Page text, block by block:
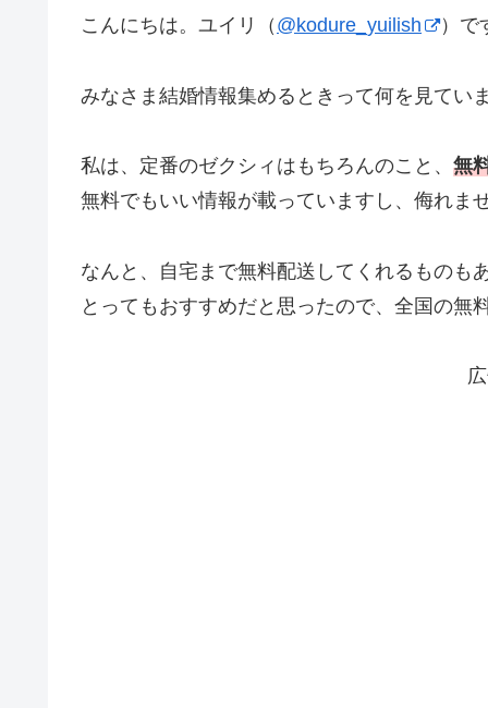
こんにちは。ユイリ（ @kodure_yuilish ）で
みなさま結婚情報集めるときって何を見てい
私は、定番のゼクシィはもちろんのこと、 無
無料でもいい情報が載っていますし、侮れま
なんと、自宅まで無料配送してくれるものも
とってもおすすめだと思ったので、全国の無